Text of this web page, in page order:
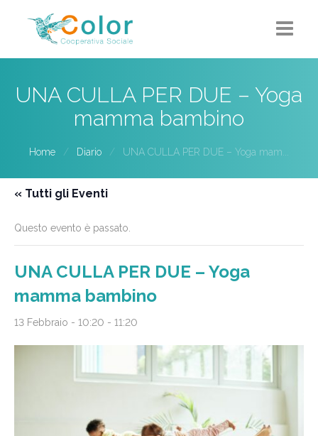
UNA CULLA PER DUE – Yoga
mamma bambino
Home Diario UNA CULLA PER DUE – Yoga mam...
« Tutti gli Eventi
Questo evento è passato.
UNA CULLA PER DUE – Yoga
mamma bambino
13 Febbraio - 10:20 - 11:20